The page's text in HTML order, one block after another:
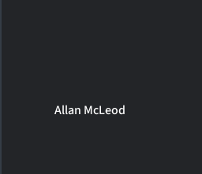
Allan McLeod